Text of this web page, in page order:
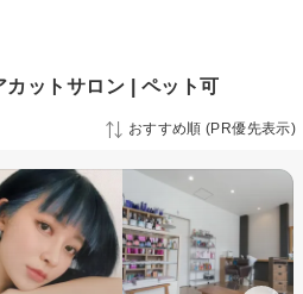
ットサロン | ペット可
おすすめ順 (PR優先表示)